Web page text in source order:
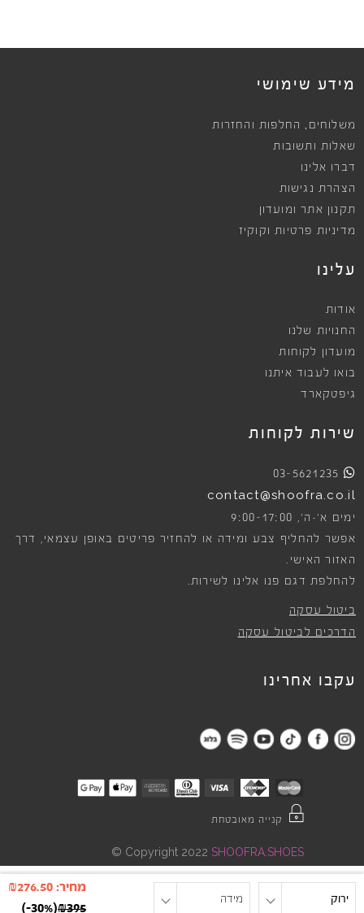
ירוק מידה
מחיר: ₪276.50
₪395
(
-30%
)
מידע שימושי
משלוחים , החלפות והחזרות
שאלות ותשובות
דברו אלינו
הצהרת נגישות
תקנון אתר ומועדון
מדיניות פרטיות וקוקיז
עלינו
אודות
החנויות שלנו
מועדון לקוחות
בואו לעבוד איתנו
גיפטקארד
שירות לקוחות
03-5621235
contact@shoofra.co.il
ימים א׳-ה׳, 9:00-17:00
אפשר להחליף צבע ומידה או להחזיר פריטים באופן עצמאי, דרך
האזור האישי.
להחלפת דגם פנו אלינו לשירות.
ביטול עסקה
הדרכים לביטול עסקה
עקבו אחרינו
קנייה מאובטחת
Copyright 2022 SHOOFRA.SHOES
©